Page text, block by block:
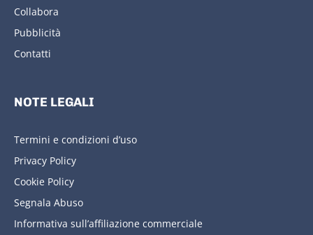
Collabora
Pubblicità
Contatti
NOTE LEGALI
Termini e condizioni d’uso
Privacy Policy
Cookie Policy
Segnala Abuso
Informativa sull’affiliazione commerciale